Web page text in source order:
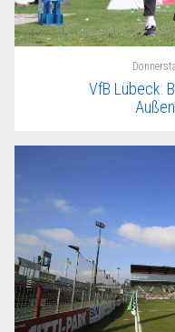
VfB Lübeck: